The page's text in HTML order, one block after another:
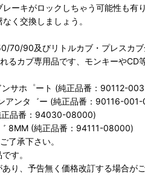
ーキがロックしちゃう可能性も有り
く交換しましょう。
70/90及びリトルカブ・プレスカブ
るカブ専用品です、モンキーやCD
ンサホ゜ート (純正品番：90112-
アンタ゛ー (純正品番：90116-001-
正品番：94030-08000)
8MM (純正品番：94111-08000)
了承下さい。
す。
り、予告無く価格改訂する場合が